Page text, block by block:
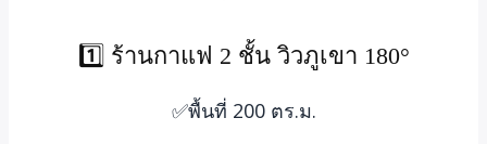
1️⃣ ร้านกาแฟ 2 ชั้น วิวภูเขา 180°
✅พื้นที่ 200 ตร.ม.